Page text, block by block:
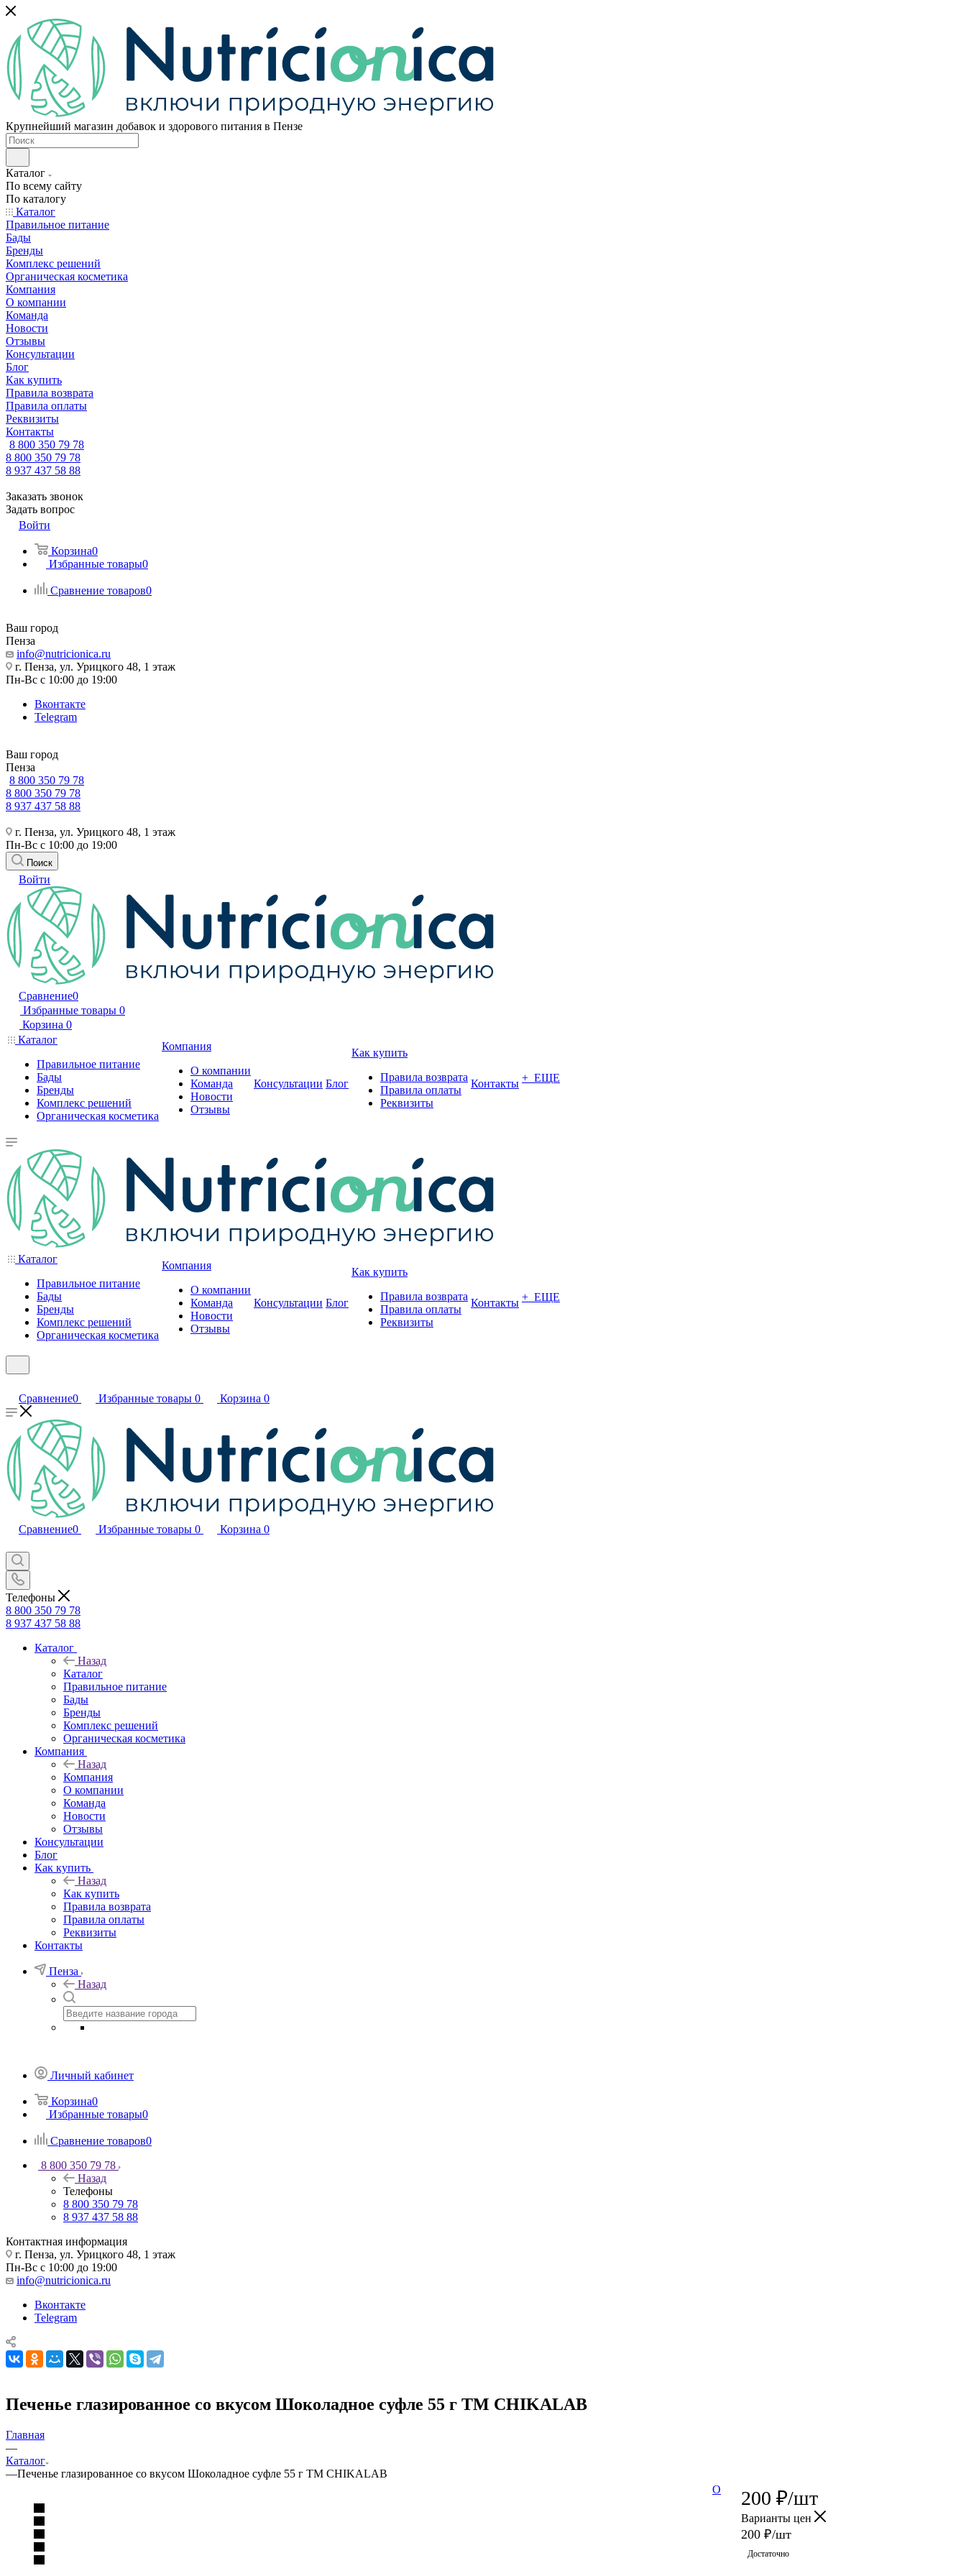
Крупнейший магазин добавок и здорового питания в Пензе
Каталог
По всему сайту
По каталогу
Каталог
Правильное питание
Бады
Бренды
Комплекс решений
Органическая косметика
Компания
О компании
Команда
Новости
Отзывы
Консультации
Блог
Как купить
Правила возврата
Правила оплаты
Реквизиты
Контакты
8 800 350 79 78
8 800 350 79 78
8 937 437 58 88
Заказать звонок
Задать вопрос
Войти
Корзина0
Избранные товары0
Сравнение товаров0
Ваш город
Пенза
info@nutricionica.ru
г. Пенза, ул. Урицкого 48, 1 этаж
Пн-Вс с 10:00 до 19:00
Вконтакте
Telegram
Ваш город
Пенза
8 800 350 79 78
8 800 350 79 78
8 937 437 58 88
г. Пенза, ул. Урицкого 48, 1 этаж
Пн-Вс с 10:00 до 19:00
Поиск
Войти
Сравнение0
Избранные товары 0
Корзина 0
Каталог
Правильное питание
Бады
Бренды
Комплекс решений
Органическая косметика
Компания
О компании
Команда
Новости
Отзывы
Консультации Блог
Как купить
Правила возврата
Правила оплаты
Реквизиты
Контакты + ЕЩЕ
Каталог
Правильное питание
Бады
Бренды
Комплекс решений
Органическая косметика
Компания
О компании
Команда
Новости
Отзывы
Консультации Блог
Как купить
Правила возврата
Правила оплаты
Реквизиты
Контакты + ЕЩЕ
Сравнение0 Избранные товары 0 Корзина 0
Сравнение0 Избранные товары 0 Корзина 0
Телефоны
8 800 350 79 78
8 937 437 58 88
Каталог
Назад
Каталог
Правильное питание
Бады
Бренды
Комплекс решений
Органическая косметика
Компания
Назад
Компания
О компании
Команда
Новости
Отзывы
Консультации
Блог
Как купить
Назад
Как купить
Правила возврата
Правила оплаты
Реквизиты
Контакты
Пенза
Назад
Личный кабинет
Корзина0
Избранные товары0
Сравнение товаров0
8 800 350 79 78
Назад
Телефоны
8 800 350 79 78
8 937 437 58 88
Контактная информация
г. Пенза, ул. Урицкого 48, 1 этаж
Пн-Вс с 10:00 до 19:00
info@nutricionica.ru
Вконтакте
Telegram
Печенье глазированное со вкусом Шоколадное суфле 55 г ТМ CHIKALAB
Главная
—
Каталог
—Печенье глазированное со вкусом Шоколадное суфле 55 г ТМ CHIKALAB
200 ₽/шт
Варианты цен
200 ₽/шт
Достаточно
О